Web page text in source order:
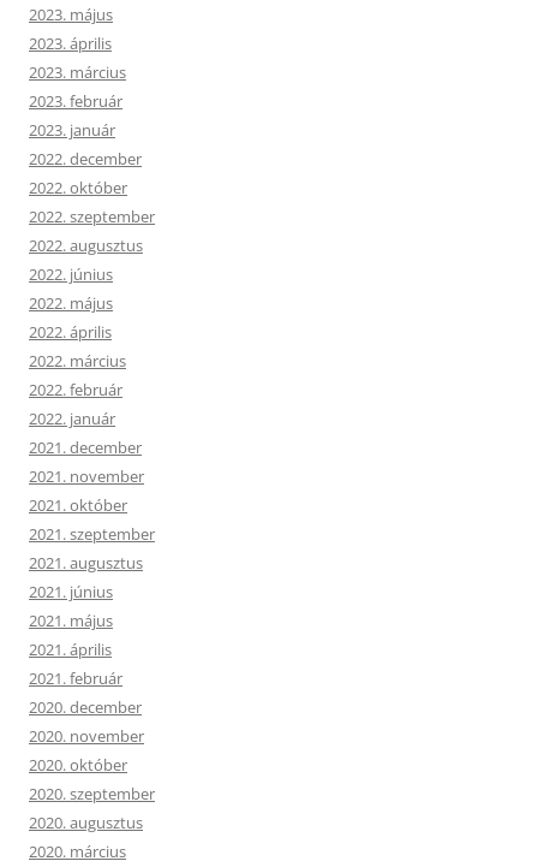
2023. május
2023. április
2023. március
2023. február
2023. január
2022. december
2022. október
2022. szeptember
2022. augusztus
2022. június
2022. május
2022. április
2022. március
2022. február
2022. január
2021. december
2021. november
2021. október
2021. szeptember
2021. augusztus
2021. június
2021. május
2021. április
2021. február
2020. december
2020. november
2020. október
2020. szeptember
2020. augusztus
2020. március